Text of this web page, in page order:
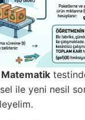
ile yeni nesil